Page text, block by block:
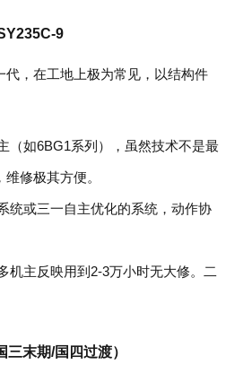
9
，在工地上极为常见，以结构件
（如6BG1系列），虽然技术不是最
修极其方便。
统或三一自主优化的系统，动作协
机主反映用到2-3万小时无大修。二
末期/国四过渡）